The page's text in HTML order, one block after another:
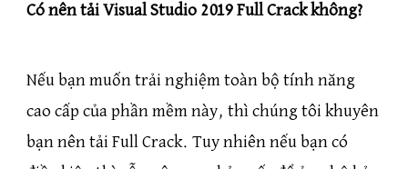
Có nên tải Visual Studio 2019 Full Crack không?
Nếu bạn muốn trải nghiệm toàn bộ tính năng
cao cấp của phần mềm này, thì chúng tôi khuyên
bạn nên tải Full Crack. Tuy nhiên nếu bạn có